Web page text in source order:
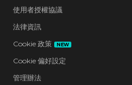
使用者授權協議
法律資訊
Cookie 政策
NEW
Cookie 偏好設定
管理辦法